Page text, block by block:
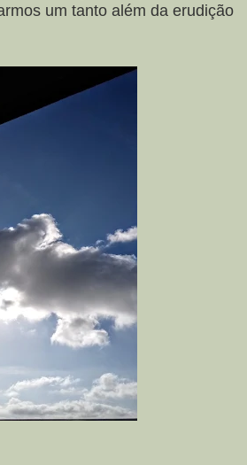
um tanto além da erudição